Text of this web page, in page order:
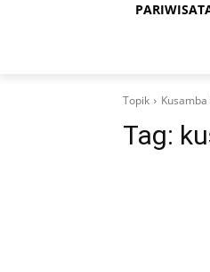
Topik
Tag: